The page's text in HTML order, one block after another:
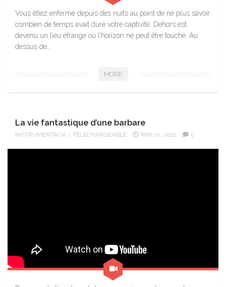
Vous étiez enfermé depuis des nuits au point de ne plus savoir
combien de temps avait duré votre captivité. Dehors est
devenu un lieu étrange où l’horizon ne peut être touché. Au
dessus de...
MORE
La vie fantastique d’une barbare
INSTRUMENTAUX / TÉLÉCHARGEABLE MAI 10, 2021 0